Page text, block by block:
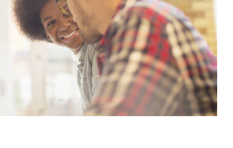
CUPONES
DO (ES)
SUSCRÍBASE